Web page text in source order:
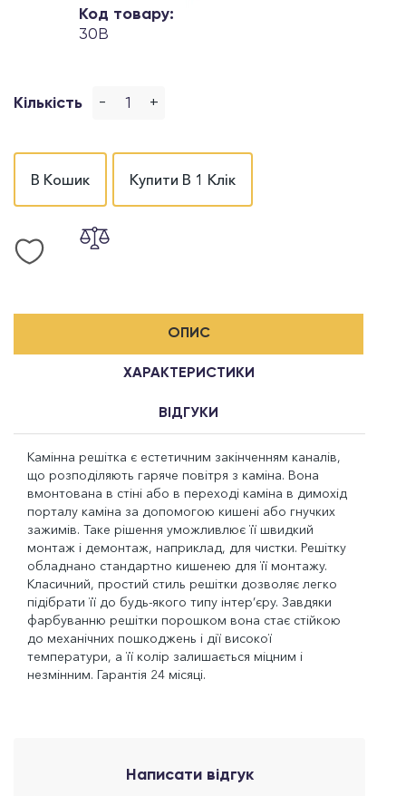
Код товару:
30B
Кількість - +
В Кошик Купити В 1 Клік
ОПИС
ХАРАКТЕРИСТИКИ
ВІДГУКИ
Камінна решітка є естетичним закінченням каналів,
що розподіляють гаряче повітря з каміна. Вона
вмонтована в стіні або в переході каміна в димохід
порталу каміна за допомогою кишені або гнучких
зажимів. Таке рішення уможливлює її швидкий
монтаж і демонтаж, наприклад, для чистки. Решітку
обладнано стандартно кишенею для її монтажу.
Класичний, простий стиль решітки дозволяє легко
підібрати її до будь-якого типу інтер’єру. Завдяки
фарбуванню решітки порошком вона стає стійкою
до механічних пошкоджень і дії високої
температури, а її колір залишається міцним і
незмінним. Гарантія 24 місяці.
Написати відгук